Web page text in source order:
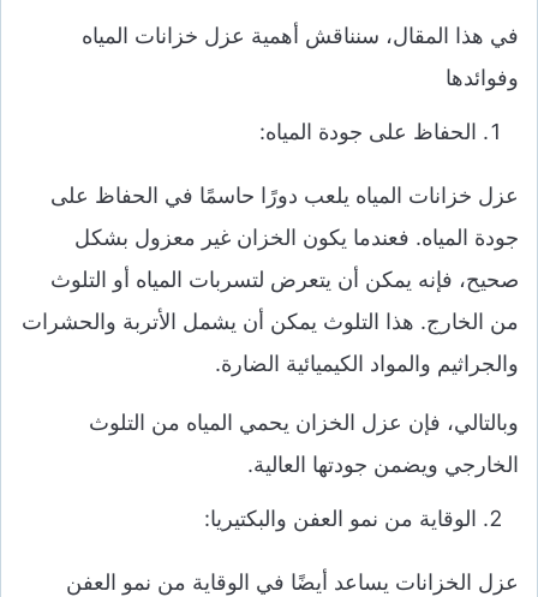
في هذا المقال، سنناقش أهمية عزل خزانات المياه
وفوائدها
الحفاظ على جودة المياه:
عزل خزانات المياه يلعب دورًا حاسمًا في الحفاظ على
جودة المياه. فعندما يكون الخزان غير معزول بشكل
صحيح، فإنه يمكن أن يتعرض لتسربات المياه أو التلوث
من الخارج. هذا التلوث يمكن أن يشمل الأتربة والحشرات
والجراثيم والمواد الكيميائية الضارة.
وبالتالي، فإن عزل الخزان يحمي المياه من التلوث
الخارجي ويضمن جودتها العالية.
الوقاية من نمو العفن والبكتيريا:
عزل الخزانات يساعد أيضًا في الوقاية من نمو العفن